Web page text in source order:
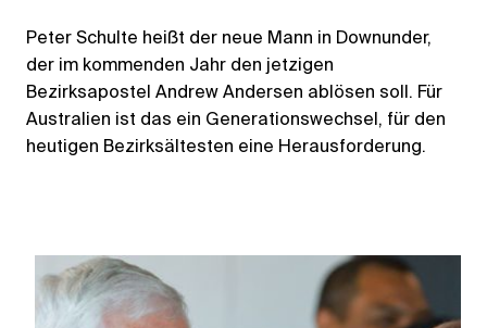
Peter Schulte heißt der neue Mann in Downunder,
der im kommenden Jahr den jetzigen
Bezirksapostel Andrew Andersen ablösen soll. Für
Australien ist das ein Generationswechsel, für den
heutigen Bezirksältesten eine Herausforderung.